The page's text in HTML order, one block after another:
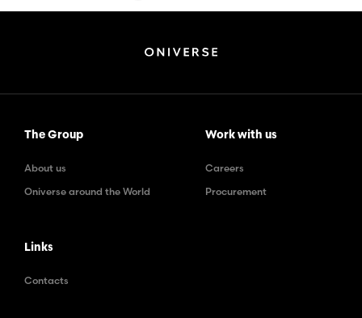
The Group
About us
Oniverse around the World
Work with us
Careers
Procurement
Links
Contacts